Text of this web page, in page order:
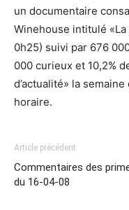
un documentaire
Winehouse intitulé
0h25) suivi par 676
000 curieux et 10,2%
d’actualité» la
horaire.
Article précédent
Commentaires des
du 16-04-08